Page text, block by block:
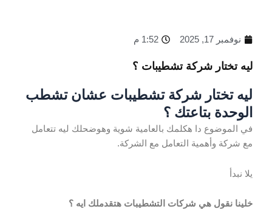
نوفمبر 17, 2025 1:52 م
ليه تختار شركة تشطيبات ؟
ليه تختار شركة تشطيبات عشان تشطب
الوحدة بتاعتك ؟
في الموضوع دا هكلمك بالعامية شوية وهوضحلك ليه تتعامل
مع شركة وأهمية التعامل مع الشركة.
يلا نبدأ
خلينا نقول هي شركات التشطيبات هتقدملك ايه ؟